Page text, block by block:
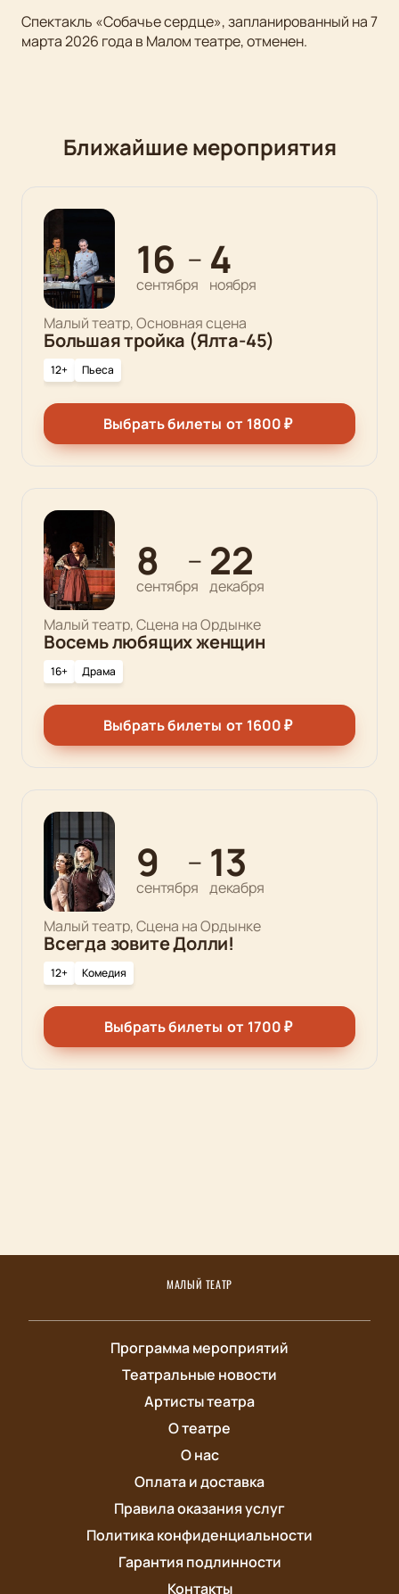
Спектакль «Собачье сердце», запланированный на 7
марта 2026 года в Малом театре, отменен.
Ближайшие мероприятия
16
сентября
— 4
ноября
Малый театр, Основная сцена
Большая тройка (Ялта-45)
12+ Пьеса
Выбрать билеты от 1800₽
8
сентября
— 22
декабря
Малый театр, Сцена на Ордынке
Восемь любящих женщин
16+ Драма
Выбрать билеты от 1600₽
9
сентября
— 13
декабря
Малый театр, Сцена на Ордынке
Всегда зовите Долли!
12+ Комедия
Выбрать билеты от 1700₽
МАЛЫЙ ТЕАТР
Программа мероприятий
Театральные новости
Артисты театра
О театре
О нас
Оплата и доставка
Правила оказания услуг
Политика конфиденциальности
Гарантия подлинности
Контакты